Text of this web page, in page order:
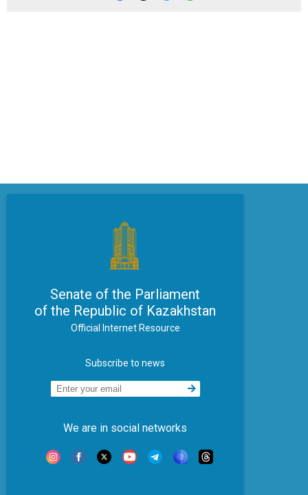
Senate of the Parliament
of the Republic of Kazakhstan
Official Internet Resource
Subscribe to news
We are in social networks